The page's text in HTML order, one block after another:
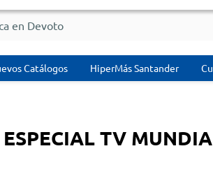
Catálogos HiperMás Santander
TV